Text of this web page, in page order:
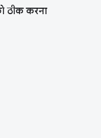
ठीक करना